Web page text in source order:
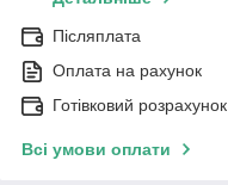
Післяплата
Оплата на рахунок
Готівковий розрахунок
Всі умови оплати